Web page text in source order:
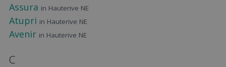
Assura in Hauterive NE
Atupri in Hauterive NE
Avenir in Hauterive NE
C